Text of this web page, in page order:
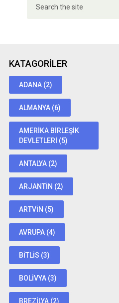
KATAGORILER
ADANA(2)
ALMANYA(6)
AMERIKA BIRLEŞIK
DEVLETLERI (5)
ANTALYA(2)
ARJANTIN (2)
ARTVIN (5)
AVRUPA(4)
BITLIS (3)
BOLIVYA(3)
BREZILYA(2)